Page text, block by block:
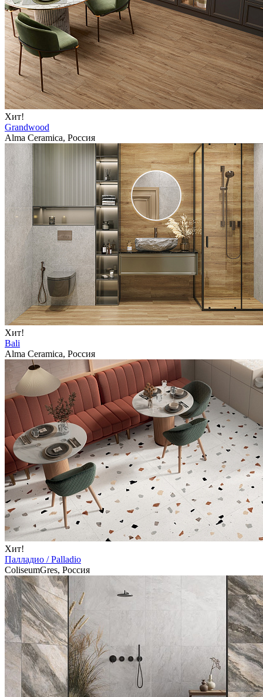
Хит!
Grandwood
Alma Ceramica, Россия
Хит!
Bali
Alma Ceramica, Россия
Хит!
Палладио / Palladio
ColiseumGres, Россия